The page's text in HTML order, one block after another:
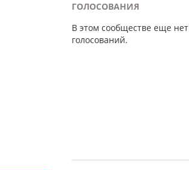
ГОЛОСОВАНИЯ
В этом сообществе еще нет
голосований.